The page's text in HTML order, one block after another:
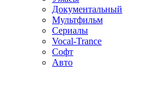
Документальный
Мультфильм
Сериалы
Vocal-Trance
Софт
Авто